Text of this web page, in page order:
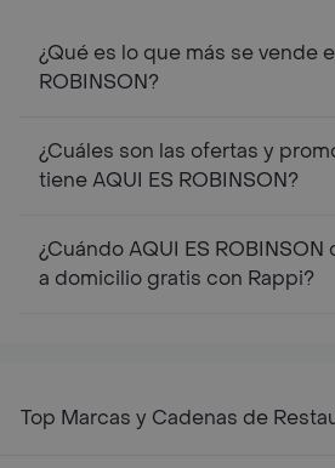
¿Qué es lo que más se vende
ROBINSON?
¿Cuáles son las ofertas y
tiene AQUI ES ROBINSON?
¿Cuándo AQUI ES
a domicilio gratis con Rappi?
Top Marcas y Cadenas de